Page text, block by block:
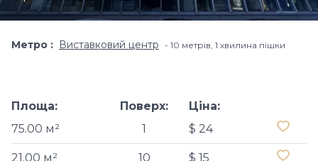
Метро Виставковий центр 10 метрів, 1 хвилина пішки
Площа:
75.00 м²
Поверх:
1
Ціна:
$ 24
21.00 м² 10 $ 15